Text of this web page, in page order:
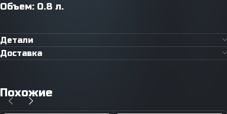
Объем: 0.8 л.
Детали
Доставка
Похожие